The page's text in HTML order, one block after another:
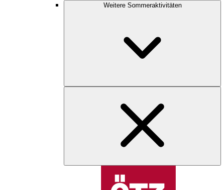
Weitere Sommeraktivitäten